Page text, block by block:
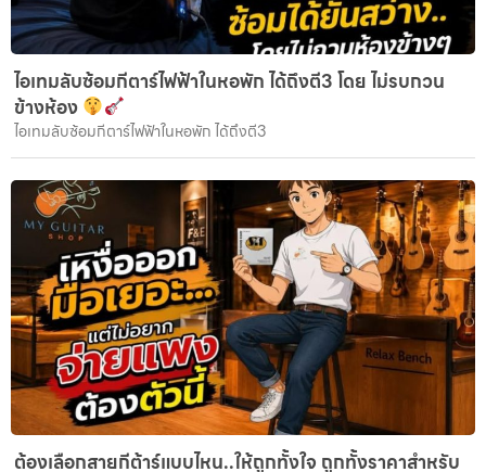
ไอเทมลับซ้อมกีตาร์ไฟฟ้าในหอพัก ได้ถึงตี3 โดย ไม่รบกวน
ข้างห้อง
ไอเทมลับซ้อมกีตาร์ไฟฟ้าในหอพัก ได้ถึงตี3
ต้องเลือกสายกีต้าร์แบบไหน..ให้ถูกทั้งใจ ถูกทั้งราคาสำหรับ